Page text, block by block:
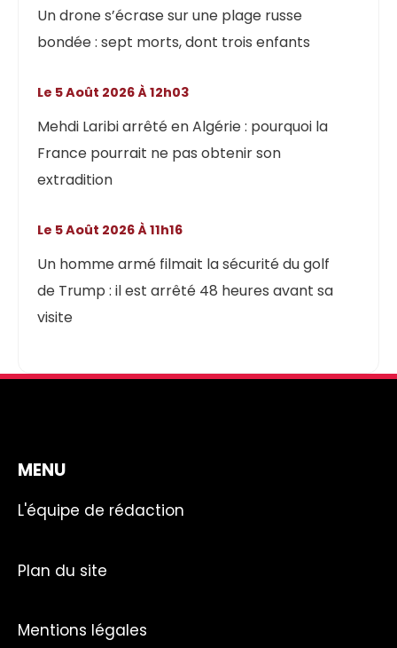
Un drone s’écrase sur une plage russe
bondée : sept morts, dont trois enfants
Mehdi Laribi arrêté en Algérie : pourquoi la
France pourrait ne pas obtenir son
extradition
Le 5 Août 2026 À 12h03
Un homme armé filmait la sécurité du golf
de Trump : il est arrêté 48 heures avant sa
visite
Le 5 Août 2026 À 11h16
MENU
L'équipe de rédaction
Plan du site
Mentions légales